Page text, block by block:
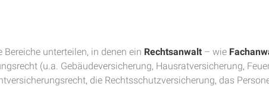
unterteilen, in denen ein Rechtsanwalt – wie
(u.a. Gebäudeversicherung, Hausratversicherung,
die Rechtsschutzversicherung, das